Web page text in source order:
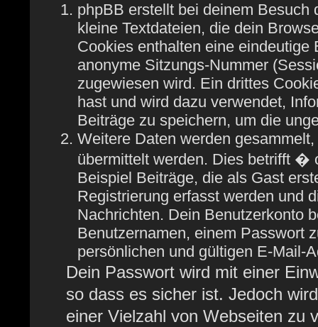
phpBB erstellt bei deinem
kleine Textdateien, die dein
Cookies enthalten eine
anonyme Sitzungs-Nummer
zugewiesen wird. Ein drittes
hast und wird dazu verwendet,
Beiträge zu speichern, um die
Weitere Daten werden
übermittelt werden. Dies betrifft
Beispiel Beiträge, die als Gast
Registrierung erfasst werden und
Nachrichten. Dein Benutzerkonto
Benutzernamen, einem Passwort
persönlichen und gültigen E-Mail-
Dein Passwort wird mit einer
so dass es sicher ist. Jedoch
einer Vielzahl von Webseiten zu